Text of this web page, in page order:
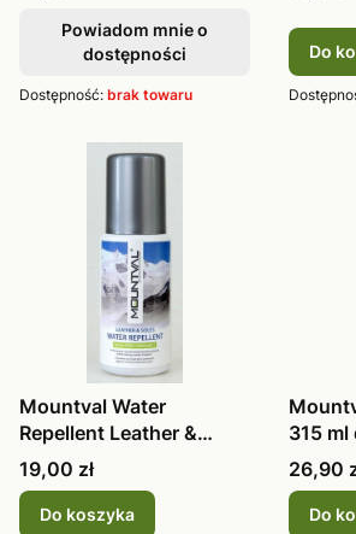
Powiadom mnie o
dostępności
Dostępność: brak towaru
Do
Mountval Water
Repellent Leather &
Soles 100ml
Cena
19,00 zł
Do koszyka
315
Cena
26,90
Do